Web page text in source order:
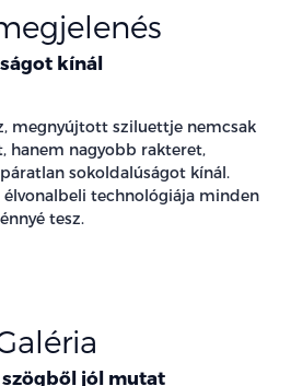
kínál
megnyújtott sziluettje nemcsak
hanem nagyobb rakteret,
sokoldalúságot kínál.
élvonalbeli technológiája minden
tesz.
jól mutat